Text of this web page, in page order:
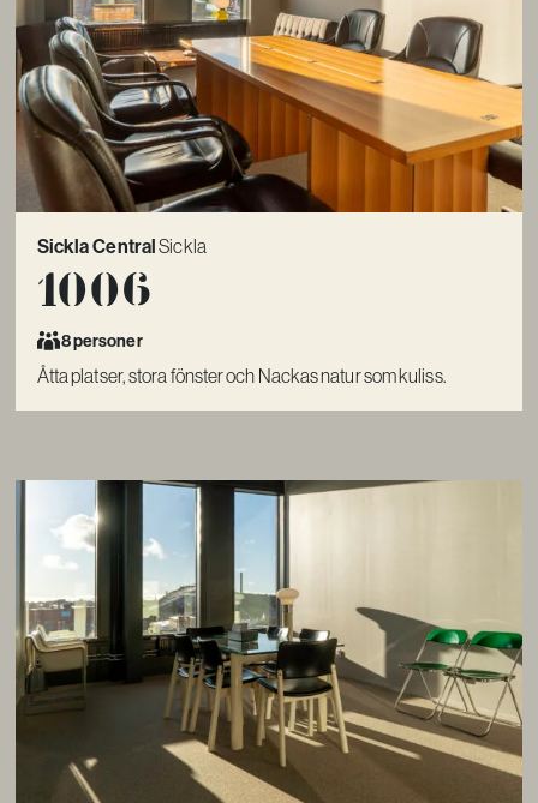
Sickla CentralSickla
1006
8 personer
Åtta platser, stora fönster och Nackas natur som kuliss.